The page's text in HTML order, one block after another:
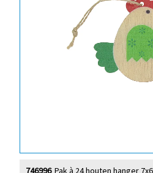
Pak à 24 houten hanger
746996